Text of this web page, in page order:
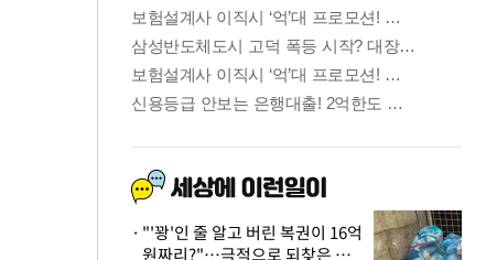
"'꽝'인 줄 알고 버린 복권이 16억
원짜리?"…극적으로 되찾은 사